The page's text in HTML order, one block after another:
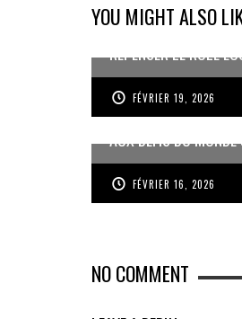
YOU MIGHT ALSO
REPENSER LE RÔLE
FÉVRIER 19, 2026
« UN GOSIER FIER,
AUX DÉFIS DU
FÉVRIER 16, 2026
NO COMMENT